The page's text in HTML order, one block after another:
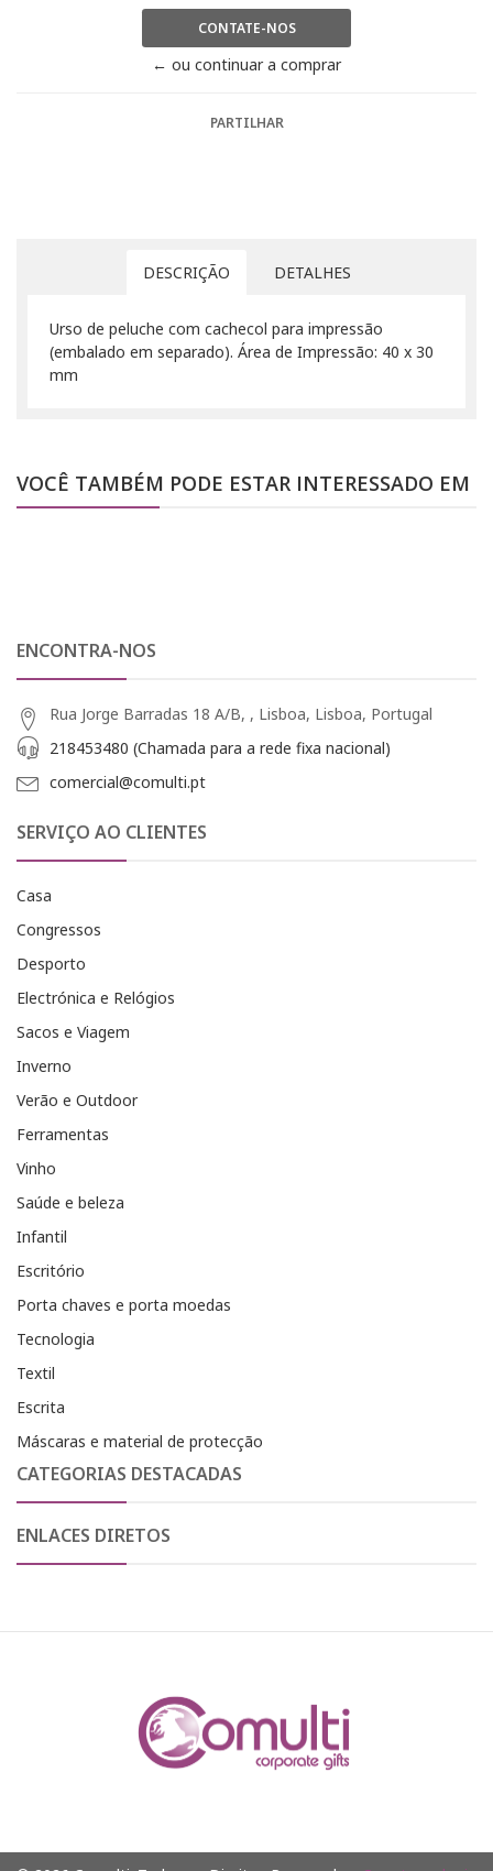
CONTATE-NOS
← ou continuar a comprar
PARTILHAR
DESCRIÇÃO DETALHES
Urso de peluche com cachecol para impressão
(embalado em separado). Área de Impressão: 40 x 30
mm
VOCÊ TAMBÉM PODE ESTAR INTERESSADO EM
ENCONTRA-NOS
Rua Jorge Barradas 18 A/B, , Lisboa, Lisboa, Portugal
218453480 (Chamada para a rede fixa nacional)
comercial@comulti.pt
SERVIÇO AO CLIENTES
Casa
Congressos
Desporto
Electrónica e Relógios
Sacos e Viagem
Inverno
Verão e Outdoor
Ferramentas
Vinho
Saúde e beleza
Infantil
Escritório
Porta chaves e porta moedas
Tecnologia
Textil
Escrita
Máscaras e material de protecção
CATEGORIAS DESTACADAS
ENLACES DIRETOS